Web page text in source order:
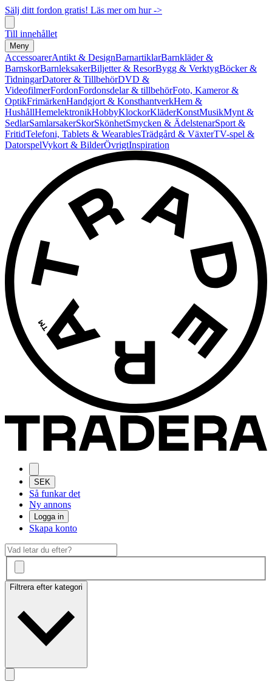
Sälj ditt fordon gratis! Läs mer om hur ->
Till innehållet
Meny
AccessoarerAntikt & DesignBarnartiklarBarnkläder &
BarnskorBarnleksakerBiljetter & ResorBygg & VerktygBöcker &
TidningarDatorer & TillbehörDVD &
VideofilmerFordonFordonsdelar & tillbehörFoto, Kameror &
OptikFrimärkenHandgjort & KonsthantverkHem &
HushållHemelektronikHobbyKlockorKläderKonstMusikMynt &
SedlarSamlarsakerSkorSkönhetSmycken & ÄdelstenarSport &
FritidTelefoni, Tablets & WearablesTrädgård & VäxterTV-spel &
DatorspelVykort & BilderÖvrigtInspiration
SEK
Så funkar det
Ny annons
Logga in
Skapa konto
Filtrera efter kategori